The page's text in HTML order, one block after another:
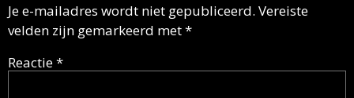
Je e-mailadres wordt niet gepubliceerd. Vereiste
velden zijn gemarkeerd met*
Reactie*